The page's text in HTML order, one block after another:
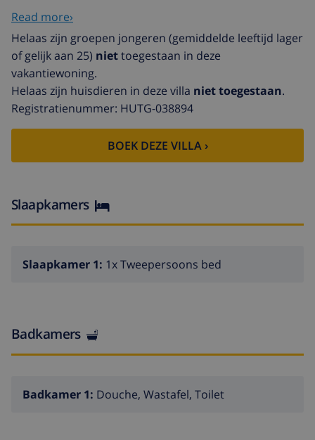
parkeerplaats in Een gebouw dichtbij, 1 Televisie.
De open keuken, met keramisch fornuis, is uitgerust
met koelkast, magnetron, oven, vriezer, wasmachine,
vaatwasmachine, servies/bestek, keukengerei,
koffiezetapparaat, broodrooster, waterkoker en
sapcentrifuge.
Read more›
Helaas zijn groepen jongeren (gemiddelde leeftijd lager
of gelijk aan 25) niettoegestaan in deze
vakantiewoning.
Helaas zijn huisdieren in deze villa niet toegestaan.
Registratienummer: HUTG-038894
BOEK DEZE VILLA ›
Slaapkamers
Slaapkamer 1: 1x Tweepersoons bed
Badkamers
Badkamer 1: Douche, Wastafel, Toilet